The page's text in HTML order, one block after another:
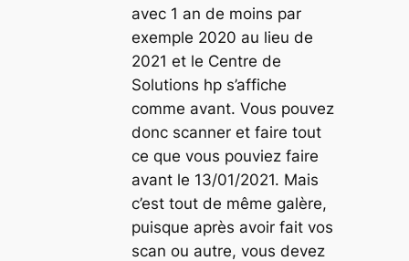
avec 1 an de moins par
exemple 2020 au lieu de
2021 et le Centre de
Solutions hp s’affiche
comme avant. Vous pouvez
donc scanner et faire tout
ce que vous pouviez faire
avant le 13/01/2021. Mais
c’est tout de même galère,
puisque après avoir fait vos
scan ou autre, vous devez